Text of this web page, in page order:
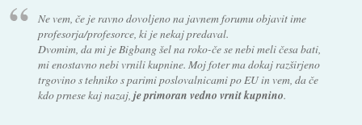
Ne vem, če je ravno dovoljeno na javnem forumu objavit ime
profesorja/profesorce, ki je nekaj predaval.
Dvomim, da mi je Bigbang šel na roko-če se nebi meli česa bati,
mi enostavno nebi vrnili kupnine. Moj foter ma dokaj razširjeno
trgovino s tehniko s parimi poslovalnicami po EU in vem, da če
kdo prnese kaj nazaj, je primoran vedno vrnit kupnino.